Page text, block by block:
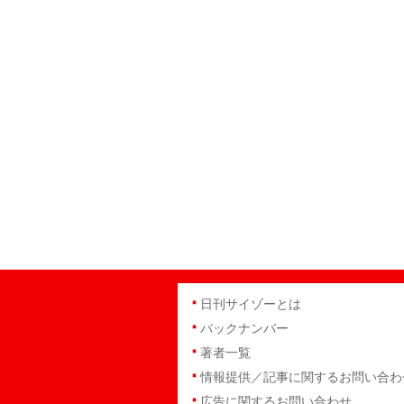
日刊サイゾーとは
バックナンバー
著者一覧
情報提供／記事に関するお問い合